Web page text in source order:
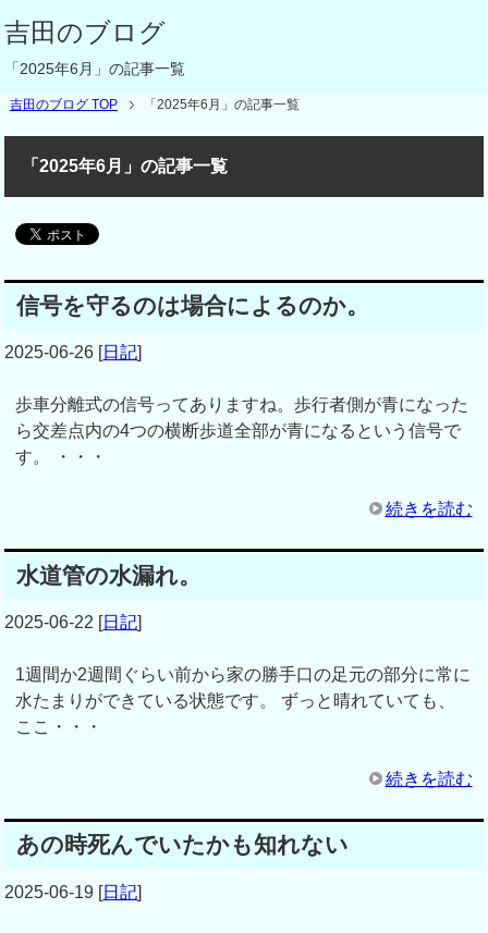
吉田のブログ
「2025年6月」の記事一覧
吉田のブログ TOP 「2025年6月」の記事一覧
「2025年6月」の記事一覧
信号を守るのは場合によるのか。
2025-06-26 [日記]
歩車分離式の信号ってありますね。歩行者側が青になった
ら交差点内の4つの横断歩道全部が青になるという信号で
す。 ・・・
続きを読む
水道管の水漏れ。
2025-06-22 [日記]
1週間か2週間ぐらい前から家の勝手口の足元の部分に常に
水たまりができている状態です。 ずっと晴れていても、
ここ・・・
続きを読む
あの時死んでいたかも知れない
2025-06-19 [日記]